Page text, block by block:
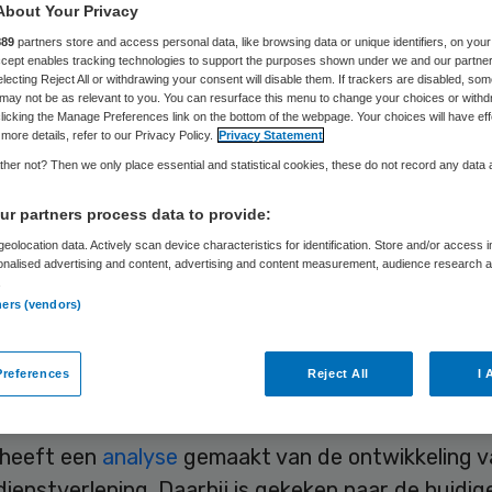
Skipr Redactie 9 juli 2010,07:55 53 keer gelezen
kabinetsperiode is voor publieke diensten als
zorg en veiligheid naar verwachting 1,1 miljard
nodig dan verwacht door toegenomen gebruik.
en Cultureel Planbureau (SCP) in de
publicatie ‘Publieke dienstverlening in
SCP
een analyse gemaakt van de ontwikkeling
Your Privacy
partners store and access personal data, like browsing data or unique identifiers, on
enables tracking technologies to support the purposes shown under we and our
Reject All or withdrawing your consent will disable them. If trackers are disabled,
not be as relevant to you. You can resurface this menu to change your choices or
the Manage Preferences link on the bottom of the webpage. Your choices will have
details, refer to our Privacy Policy. Privacy Statement
not? Then we only place essential and statistical cookies, these do not record any data
partners process data to provide:
data. Actively scan device characteristics for identification. Store and/or access
advertising and content, advertising and content measurement, audience research
(vendors)
Reject All I